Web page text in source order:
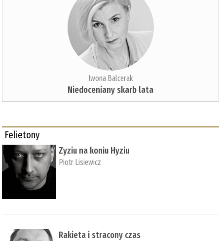
Iwona Balcerak
Niedoceniany skarb lata
Felietony
Zyziu na koniu Hyziu
Piotr Lisiewicz
Rakieta i stracony czas